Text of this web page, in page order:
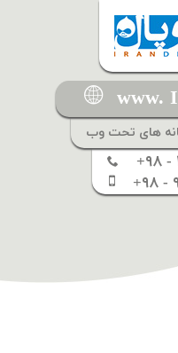
www.
های تحت وب
۳۳
۳۹